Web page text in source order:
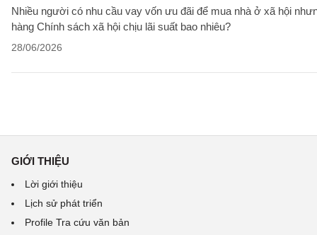
Nhiều người có nhu cầu vay vốn ưu đãi để mua nhà ở xã hội
hàng Chính sách xã hội chịu lãi suất bao nhiêu?
28/06/2026
GIỚI THIỆU
Lời giới thiệu
Lịch sử phát triển
Profile Tra cứu văn bản